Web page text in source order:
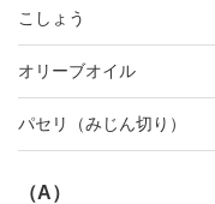
こしょう
オリーブオイル
パセリ（みじん切り）
（A）